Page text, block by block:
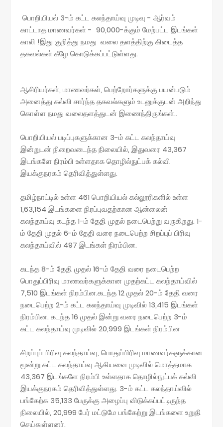
பொறியியல் 3-ம் கட்ட கலந்தாய்வு முடிவு - ஆர்வம்
காட்டாத மாணவர்கள் - 90,000-க்கும் மேற்பட்ட இடங்கள்
காலி !இது குறித்து நமது வலை தளத்திற்கு கிடைத்த
தகவல்கள் கீழே கொடுக்கப்பட்டுள்ளது.
ஆசிரியர்கள், மாணவர்கள், பெற்றோர்களுக்கு பயன்படும்
அனைத்து கல்வி சார்ந்த தகவல்களும் உடனுக்குடன் அறிந்து
கொள்ள நமது வலைதளத்துடன் இணைந்திருங்கள்..
பொறியியல் படிப்புகளுக்கான 3-ம் கட்ட கலந்தாய்வு
இன்றுடன் நிறைவடைந்த நிலையில், இதுவரை 43,367
இடங்களே நிரம்பி உள்ளதாக தொழில்நுட்பக் கல்வி
இயக்குநரகம் தெரிவித்துள்ளது.
தமிழ்நாட்டில் உள்ள 461 பொறியியல் கல்லூரிகளில் உள்ள
1,63,154 இடங்களை நிரப்புவதற்கான ஆன்லைன்
கலந்தாய்வு கடந்த 1-ம் தேதி முதல் நடைபெற்று வருகிறது. 1-
ம் தேதி முதல் 6-ம் தேதி வரை நடைபெற்ற சிறப்புப் பிரிவு
கலந்தாய்வில் 497 இடங்கள் நிரம்பின.
கடந்த 8-ம் தேதி முதல் 16-ம் தேதி வரை நடைபெற்ற
பொதுப்பிரிவு மாணவர்களுக்கான முதற்கட்ட கலந்தாய்வில்
7,510 இடங்கள் நிரம்பின.கடந்த 12 முதல் 20-ம் தேதி வரை
நடைபெற்ற 2-ம் கட்ட கலந்தாய்வு முடிவில் 13,415 இடங்கள்
நிரம்பின. கடந்த 16 முதல் இன்று வரை நடைபெற்ற 3-ம்
கட்ட கலந்தாய்வு முடிவில் 20,999 இடங்கள் நிரம்பின
சிறப்புப் பிரிவு கலந்தாய்வு, பொதுப்பிரிவு மாணவர்களுக்கான
மூன்று கட்ட கலந்தாய்வு ஆகியவை முடிவில் மொத்தமாக
43,367 இடங்களே நிரம்பி உள்ளதாக தொழில்நுட்பக் கல்வி
இயக்குநரகம் தெரிவித்துள்ளது. 3-ம் கட்ட கலந்தாய்வில்
பங்கேற்க 35,133 பேருக்கு அழைப்பு விடுக்கப்பட்டிருந்த
நிலையில், 20,999 பேர் மட்டுமே பங்கேற்று இடங்களை உறுதி
செய்துள்ளனர்.